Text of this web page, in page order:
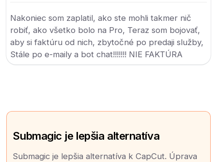
Nakoniec som zaplatil, ako ste mohli takmer nič
robiť, ako všetko bolo na Pro, Teraz som bojovať,
aby si faktúru od nich, zbytočné po predaji služby,
Stále po e-maily a bot chat!!!!!!! NIE FAKTÚRA
Submagic je lepšia alternatíva
Submagic je lepšia alternatíva k CapCut. Úprava